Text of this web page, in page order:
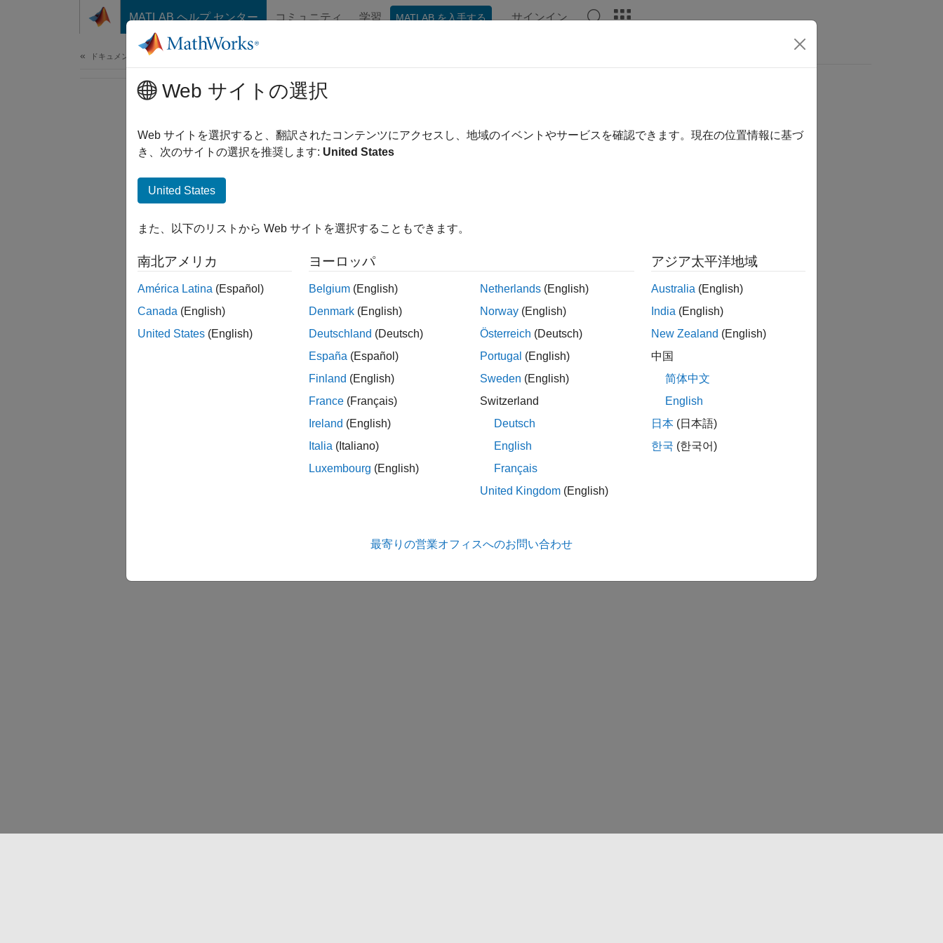
コンテンツへスキップ
MATLAB ヘルプ センター コミュニティ 学習 MATLAB を入手する サインイン
ドキュメンテーションのホーム
この情報は役に立ちましたか？
Web サイトの選択
Web サイトを選択すると、翻訳されたコンテンツにアクセスし、地域のイベントやサービスを確認できます。現在の位置情報に基づ
き、次のサイトの選択を推奨します: United States
United States
また、以下のリストから Web サイトを選択することもできます。
南北アメリカ
América Latina (Español)
Canada (English)
United States (English)
ヨーロッパ
Belgium (English)
Denmark (English)
Deutschland (Deutsch)
España (Español)
Finland (English)
France (Français)
Ireland (English)
Italia (Italiano)
Luxembourg (English)
Netherlands (English)
Norway (English)
Österreich (Deutsch)
Portugal (English)
Sweden (English)
Switzerland
Deutsch
English
Français
United Kingdom (English)
アジア太平洋地域
Australia (English)
India (English)
New Zealand (English)
中国
简体中文
English
日本 (日本語)
한국 (한국어)
最寄りの営業オフィスへのお問い合わせ